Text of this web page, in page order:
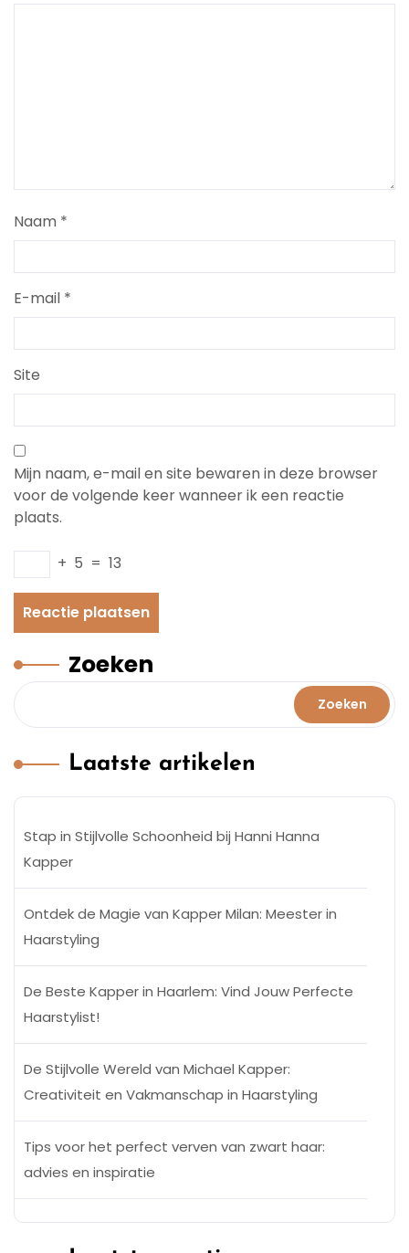
Naam *
E-mail *
Site
Mijn naam, e-mail en site bewaren in deze browser
voor de volgende keer wanneer ik een reactie
plaats.
+ 5 = 13
Zoeken
Zoeken
Laatste artikelen
Stap in Stijlvolle Schoonheid bij Hanni Hanna
Kapper
Ontdek de Magie van Kapper Milan: Meester in
Haarstyling
De Beste Kapper in Haarlem: Vind Jouw Perfecte
Haarstylist!
De Stijlvolle Wereld van Michael Kapper:
Creativiteit en Vakmanschap in Haarstyling
Tips voor het perfect verven van zwart haar:
advies en inspiratie